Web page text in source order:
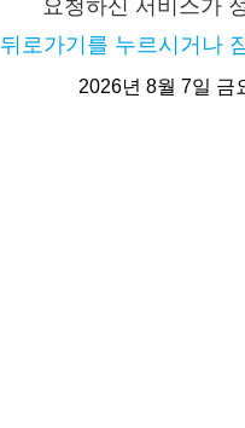
요청하신 서비스가
뒤로가기를 누르시거나
2026년 8월 7일 금